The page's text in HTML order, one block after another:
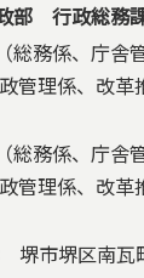
部 行政総務
総務係、庁舎
管理係、改革
総務係、庁舎
管理係、改革
堺市堺区南